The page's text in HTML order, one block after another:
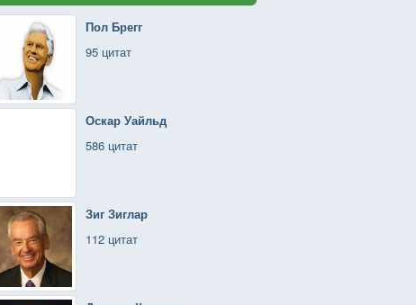
Пол Брегг
95 цитат
Оскар Уайльд
586 цитат
Зиг Зиглар
112 цитат